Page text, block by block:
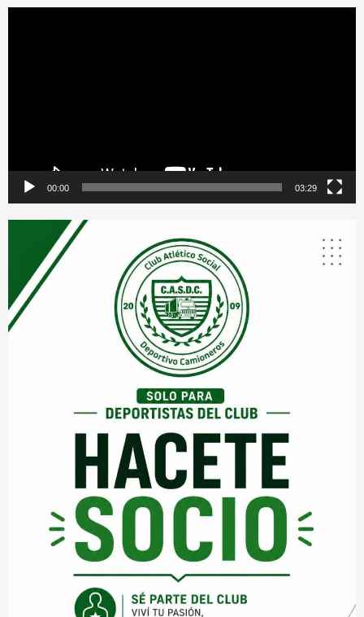
00:00 03:29